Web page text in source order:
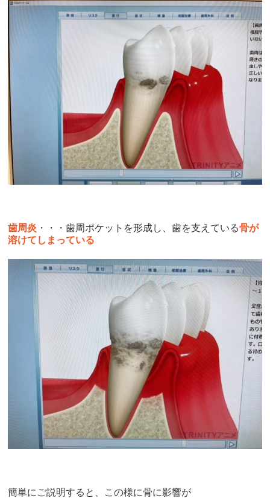
歯周炎 ・・・歯周ポケットを形成し、歯を支えている骨が
溶けてしまっている
簡単にご説明すると、この様に骨に影響が